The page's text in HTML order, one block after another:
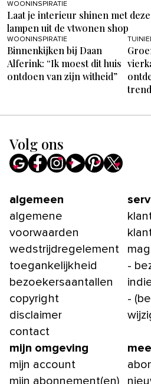
WOONINSPIRATIE
Laat je interieur shinen met
lampen uit de vtwonen shop
WOONINSPIRATIE
Binnenkijken bij Daan
Alferink: “Ik moest dit huis
ontdoen van zijn witheid”
trend
Volg ons
algemeen
algemene
voorwaarden
wedstrijdregelement
toegankelijkheid
bezoekersaantallen
copyright
disclaimer
contact
-
-
mijn omgeving
mijn account
mijn abonnement(en)